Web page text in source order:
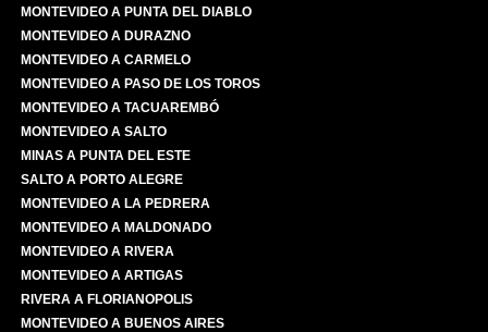
MONTEVIDEO A PUNTA DEL DIABLO
MONTEVIDEO A DURAZNO
MONTEVIDEO A CARMELO
MONTEVIDEO A PASO DE LOS TOROS
MONTEVIDEO A TACUAREMBÓ
MONTEVIDEO A SALTO
MINAS A PUNTA DEL ESTE
SALTO A PORTO ALEGRE
MONTEVIDEO A LA PEDRERA
MONTEVIDEO A MALDONADO
MONTEVIDEO A RIVERA
MONTEVIDEO A ARTIGAS
RIVERA A FLORIANOPOLIS
MONTEVIDEO A BUENOS AIRES